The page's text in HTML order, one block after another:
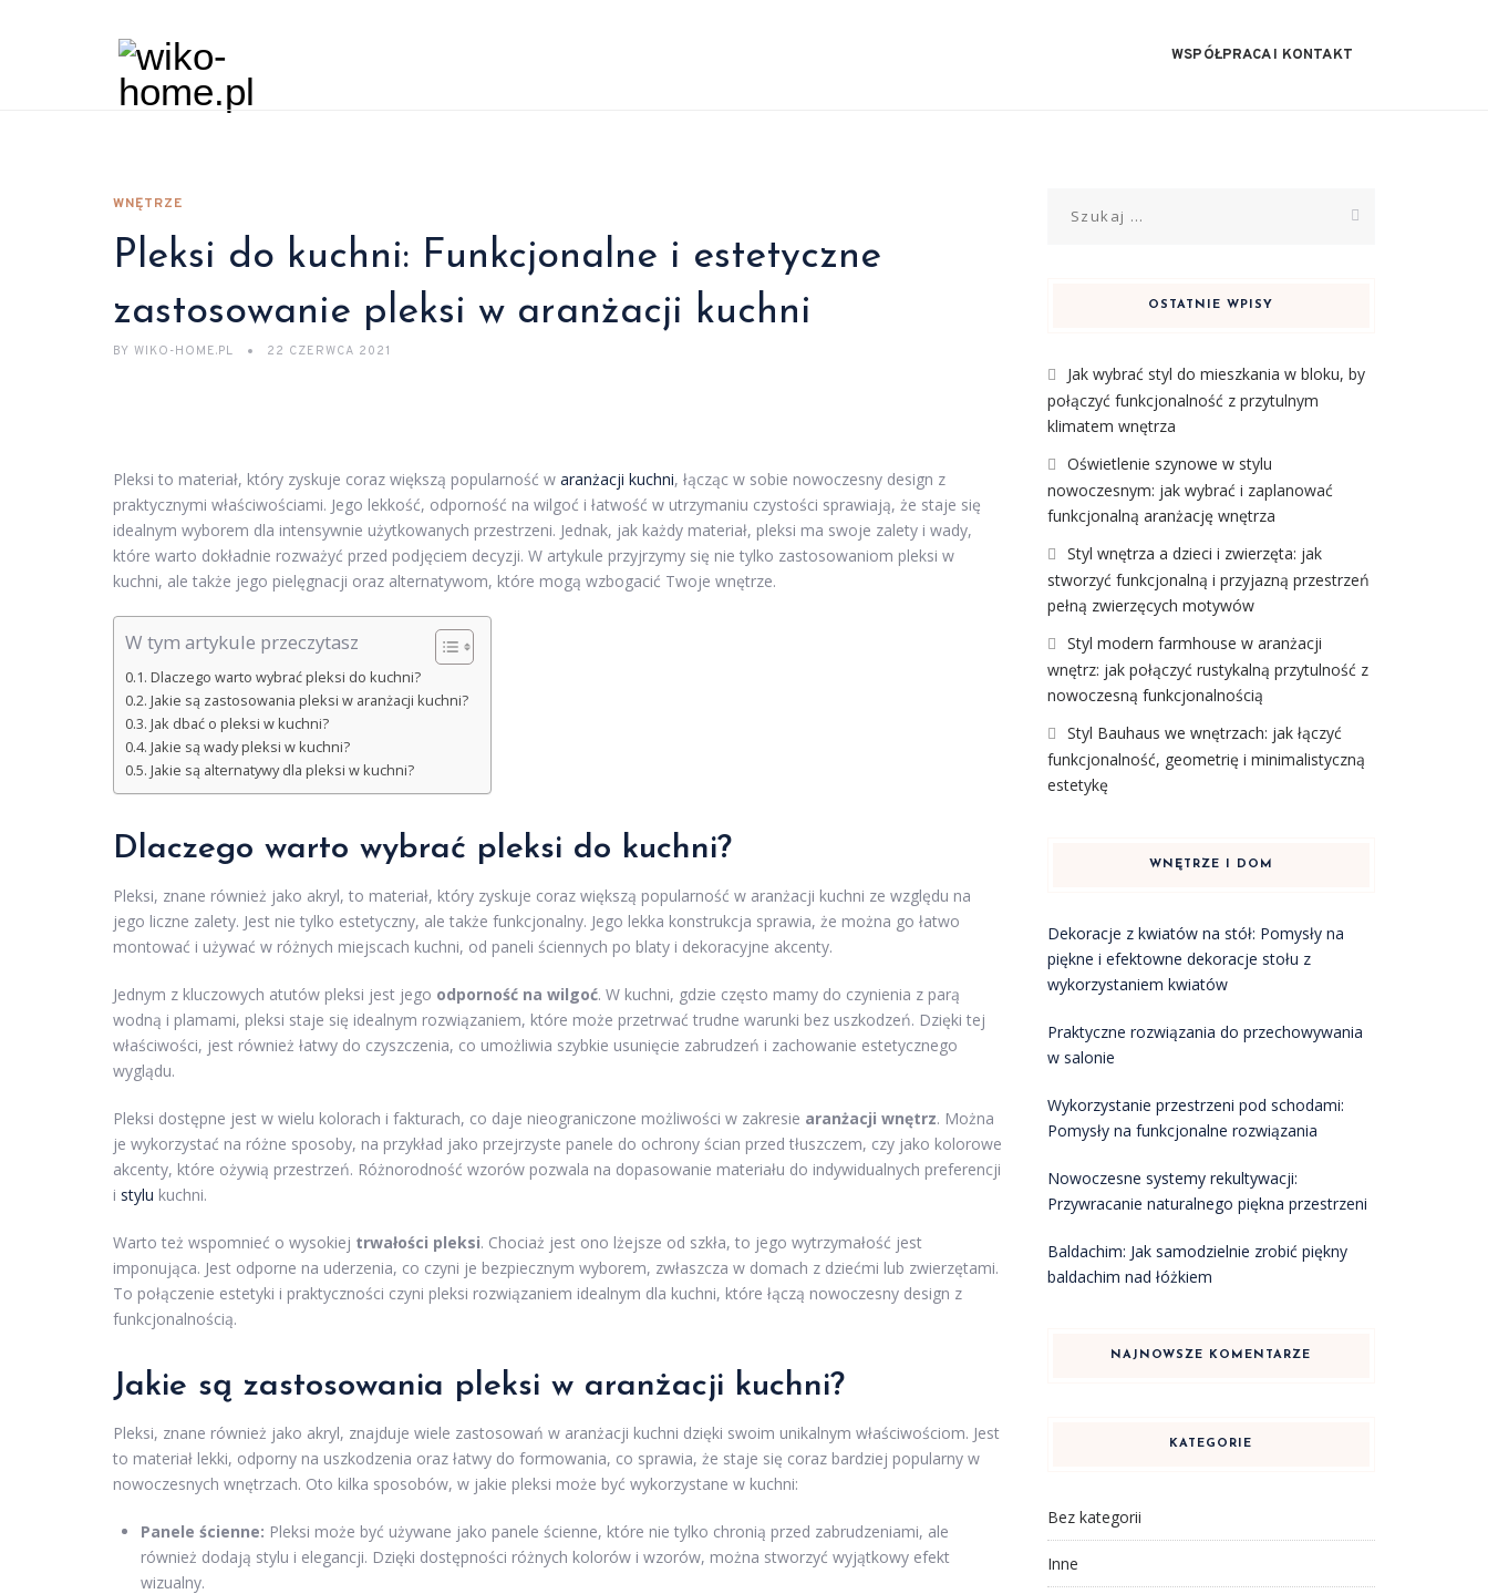
WSPÓŁPRACA I KONTAKT
WNĘTRZE
Pleksi do kuchni: Funkcjonalne i estetyczne
zastosowanie pleksi w aranżacji kuchni
BY WIKO-HOME.PL 22 CZERWCA 2021
Pleksi to materiał, który zyskuje coraz większą popularność w aranżacji kuchni, łącząc w sobie nowoczesny design z
praktycznymi właściwościami. Jego lekkość, odporność na wilgoć i łatwość w utrzymaniu czystości sprawiają, że staje się
idealnym wyborem dla intensywnie użytkowanych przestrzeni. Jednak, jak każdy materiał, pleksi ma swoje zalety i wady,
które warto dokładnie rozważyć przed podjęciem decyzji. W artykule przyjrzymy się nie tylko zastosowaniom pleksi w
kuchni, ale także jego pielęgnacji oraz alternatywom, które mogą wzbogacić Twoje wnętrze.
W tym artykule przeczytasz
Dlaczego warto wybrać pleksi do kuchni?
Jakie są zastosowania pleksi w aranżacji kuchni?
Jak dbać o pleksi w kuchni?
Jakie są wady pleksi w kuchni?
Jakie są alternatywy dla pleksi w kuchni?
Dlaczego warto wybrać pleksi do kuchni?
Pleksi, znane również jako akryl, to materiał, który zyskuje coraz większą popularność w aranżacji kuchni ze względu na
jego liczne zalety. Jest nie tylko estetyczny, ale także funkcjonalny. Jego lekka konstrukcja sprawia, że można go łatwo
montować i używać w różnych miejscach kuchni, od paneli ściennych po blaty i dekoracyjne akcenty.
Jednym z kluczowych atutów pleksi jest jego odporność na wilgoć. W kuchni, gdzie często mamy do czynienia z parą
wodną i plamami, pleksi staje się idealnym rozwiązaniem, które może przetrwać trudne warunki bez uszkodzeń. Dzięki tej
właściwości, jest również łatwy do czyszczenia, co umożliwia szybkie usunięcie zabrudzeń i zachowanie estetycznego
wyglądu.
Pleksi dostępne jest w wielu kolorach i fakturach, co daje nieograniczone możliwości w zakresie aranżacji wnętrz. Można
je wykorzystać na różne sposoby, na przykład jako przejrzyste panele do ochrony ścian przed tłuszczem, czy jako kolorowe
akcenty, które ożywią przestrzeń. Różnorodność wzorów pozwala na dopasowanie materiału do indywidualnych preferencji
i stylu kuchni.
Warto też wspomnieć o wysokiej trwałości pleksi. Chociaż jest ono lżejsze od szkła, to jego wytrzymałość jest
imponująca. Jest odporne na uderzenia, co czyni je bezpiecznym wyborem, zwłaszcza w domach z dziećmi lub zwierzętami.
To połączenie estetyki i praktyczności czyni pleksi rozwiązaniem idealnym dla kuchni, które łączą nowoczesny design z
funkcjonalnością.
Jakie są zastosowania pleksi w aranżacji kuchni?
Pleksi, znane również jako akryl, znajduje wiele zastosowań w aranżacji kuchni dzięki swoim unikalnym właściwościom. Jest
to materiał lekki, odporny na uszkodzenia oraz łatwy do formowania, co sprawia, że staje się coraz bardziej popularny w
nowoczesnych wnętrzach. Oto kilka sposobów, w jakie pleksi może być wykorzystane w kuchni:
Panele ścienne: Pleksi może być używane jako panele ścienne, które nie tylko chronią przed zabrudzeniami, ale
również dodają stylu i elegancji. Dzięki dostępności różnych kolorów i wzorów, można stworzyć wyjątkowy efekt
wizualny.
OSTATNIE WPISY
Jak wybrać styl do mieszkania w bloku, by
połączyć funkcjonalność z przytulnym
klimatem wnętrza
Oświetlenie szynowe w stylu
nowoczesnym: jak wybrać i zaplanować
funkcjonalną aranżację wnętrza
Styl wnętrza a dzieci i zwierzęta: jak
stworzyć funkcjonalną i przyjazną przestrzeń
pełną zwierzęcych motywów
Styl modern farmhouse w aranżacji
wnętrz: jak połączyć rustykalną przytulność z
nowoczesną funkcjonalnością
Styl Bauhaus we wnętrzach: jak łączyć
funkcjonalność, geometrię i minimalistyczną
estetykę
WNĘTRZE I DOM
Dekoracje z kwiatów na stół: Pomysły na
piękne i efektowne dekoracje stołu z
wykorzystaniem kwiatów
Praktyczne rozwiązania do przechowywania
w salonie
Wykorzystanie przestrzeni pod schodami:
Pomysły na funkcjonalne rozwiązania
Nowoczesne systemy rekultywacji:
Przywracanie naturalnego piękna przestrzeni
Baldachim: Jak samodzielnie zrobić piękny
baldachim nad łóżkiem
NAJNOWSZE KOMENTARZE
KATEGORIE
Bez kategorii
Inne